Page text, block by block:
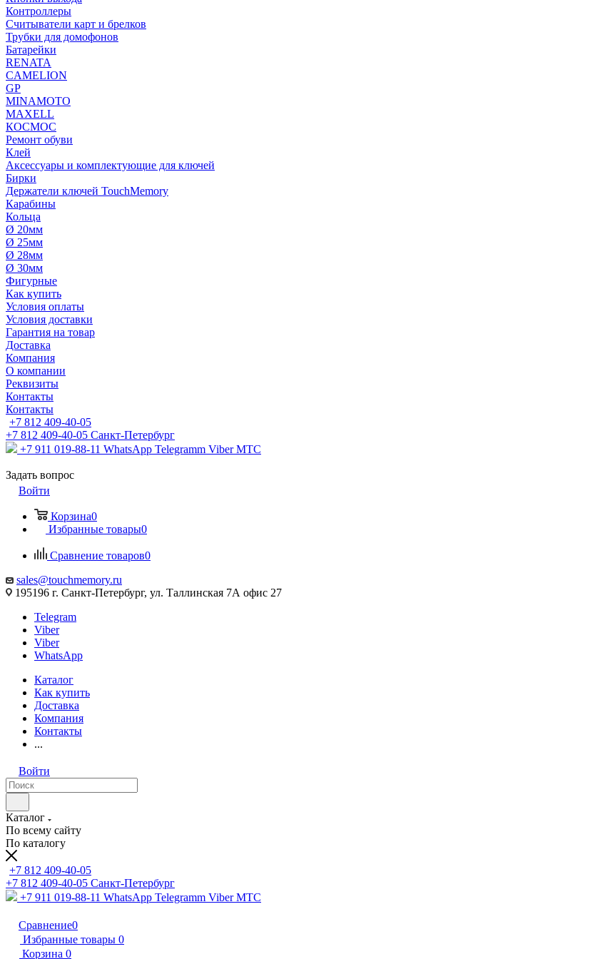
Контроллеры
Считыватели карт и брелков
Трубки для домофонов
Батарейки
RENATA
CAMELION
GP
MINAMOTO
MAXELL
КОСМОС
Ремонт обуви
Клей
Аксессуары и комплектующие для ключей
Бирки
Держатели ключей TouchMemory
Карабины
Кольца
Ø 20мм
Ø 25мм
Ø 28мм
Ø 30мм
Фигурные
Как купить
Условия оплаты
Условия доставки
Гарантия на товар
Доставка
Компания
О компании
Реквизиты
Контакты
Контакты
+7 812 409-40-05
+7 812 409-40-05 Санĸт-Петербург
+7 911 019-88-11 WhatsApp Telegramm Viber МТС
Задать вопрос
Войти
Корзина0
Избранные товары0
Сравнение товаров0
sales@touchmemory.ru
195196 г. Санкт-Петербург, ул. Таллинская 7А офис 27
Telegram
Viber
Viber
WhatsApp
Каталог
Как купить
Доставка
Компания
Контакты
...
Войти
Каталог
По всему сайту
По каталогу
+7 812 409-40-05
+7 812 409-40-05 Санĸт-Петербург
+7 911 019-88-11 WhatsApp Telegramm Viber МТС
Сравнение0
Избранные товары 0
Корзина 0